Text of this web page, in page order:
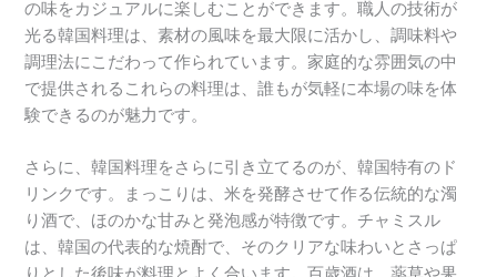
の味をカジュアルに楽しむことができます。職人の技術が
光る韓国料理は、素材の風味を最大限に活かし、調味料や
調理法にこだわって作られています。家庭的な雰囲気の中
で提供されるこれらの料理は、誰もが気軽に本場の味を体
験できるのが魅力です。
さらに、韓国料理をさらに引き立てるのが、韓国特有のド
リンクです。まっこりは、米を発酵させて作る伝統的な濁
り酒で、ほのかな甘みと発泡感が特徴です。チャミスル
は、韓国の代表的な焼酎で、そのクリアな味わいとさっぱ